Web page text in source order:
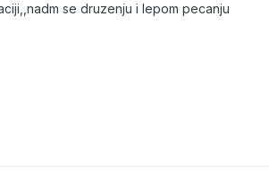
se druzenju i lepom pecanju